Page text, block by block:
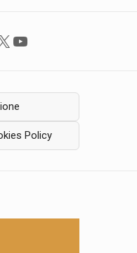
YouTube
Policy